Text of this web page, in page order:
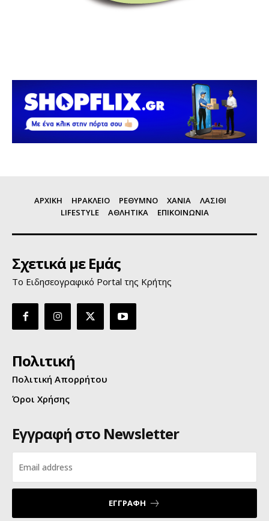
ΑΡΧΙΚΗ ΗΡΑΚΛΕΙΟ ΡΕΘΥΜΝΟ ΧΑΝΙΑ
ΛΑΣΙΘΙ
LIFESTYLE
ΑΘΛΗΤΙΚΑ ΕΠΙΚΟΙΝΩΝΙΑ
Σχετικά με Εμάς
Το Ειδησεογραφικό Portal της Κρήτης
Πολιτική
Πολιτική Απορρήτου
Όροι Χρήσης
Εγγραφή στο Newsletter
ΕΓΓΡΑΦΗ